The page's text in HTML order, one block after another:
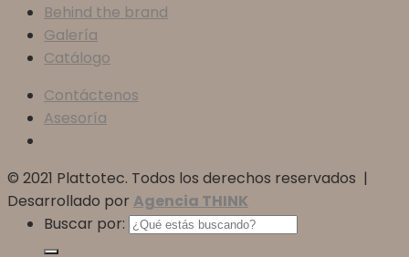
Behind the brand
Galería
Catálogo
Contáctenos
Asesoría
© 2021 Plattotec. Todos los derechos reservados |
Desarrollado por Agencia THINK
Buscar por: